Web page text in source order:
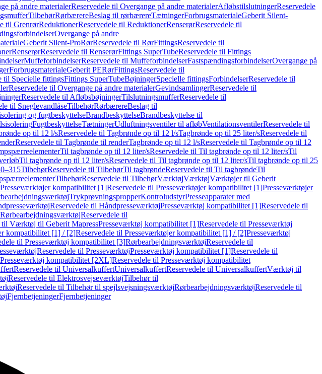
på andre materialerReservedele til Overgange på andre materialerAfløbstilslutningerReservedele
TilbehørRørbærereBeslag til rørbærereTætningerForbrugsmaterialeGeberit Silent-
til GrenrørReduktionerReservedele til ReduktionerRenserørReservedele til
Overgange på andre
Geberit Silent-ProRørReservedele til RørFittingsReservedele til
RenserørReservedele til RenserørFittings SuperTubeReservedele til Fittings
MuffeforbindelserReservedele til MuffeforbindelserFastspændingsforbindelserOvergange på
ForbrugsmaterialeGeberit PERørFittingsReservedele til
til Specielle fittingsFittings SuperTubeBøjningerSpecielle fittingsForbindelserReservedele til
Reservedele til Overgange på andre materialerGevindsamlingerReservedele til
Reservedele til AfløbsbøjningerTilslutningsmufferReservedele til
til SneglevandlåseTilbehørRørbærereBeslag til
og fugtbeskyttelseBrandbeskyttelseBrandbeskyttelse til
FugtbeskyttelseTætningerUdluftningsventiler til afløbVentilationsventilerReservedele til
op til 12 l/sReservedele til Tagbrønde op til 12 l/sTagbrønde op til 25 liter/sReservedele til
Reservedele til Tagbrønde til renderTagbrønde op til 12 l/sReservedele til Tagbrønde op til 12
Til tagbrønde op til 12 liter/sReservedele til Til tagbrønde op til 12 liter/sTil
Til tagbrønde op til 12 liter/sReservedele til Til tagbrønde op til 12 liter/sTil tagbrønde op til 25
TilbehørReservedele til TilbehørTil tagbrøndeReservedele til Til tagbrøndeTil
TilbehørReservedele til TilbehørVærktøjVærktøjVærktøjer til Geberit
Presseværktøjer kompatibilitet [1]Reservedele til Presseværktøjer kompatibilitet [1]Presseværktøjer
TrykprøvningspropperKontroludstyrPresseapparater med
Reservedele til HåndpresseværktøjPresseværktøj kompatibilitet [1]Reservedele til
RørbearbejdningsværktøjReservedele til
til Værktøj til Geberit MapressPresseværktøj kompatibilitet [1]Reservedele til Presseværktøj
kompatibilitet [1] / [2]Reservedele til Presseværktøjer kompatibilitet [1] / [2]Presseværktøj
til Presseværktøj kompatibilitet [3]RørbearbejdningsværktøjReservedele til
Reservedele til PresseværktøjPresseværktøj kompatibilitet [1]Reservedele til
Presseværktøj kompatibilitet [2XL]Reservedele til Presseværktøj kompatibilitet
Reservedele til UniversalkuffertUniversalkuffertReservedele til UniversalkuffertVærktøj til
Reservedele til ElektrosvejseværktøjTilbehør til
Reservedele til Tilbehør til spejlsvejsningsværktøjRørbearbejdningsværktøjReservedele til
FjernbetjeningerFjernbetjeninger